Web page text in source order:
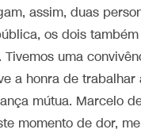
assim, duas
os dois
uma
a honra de
mútua. Marcelo
momento de dor,